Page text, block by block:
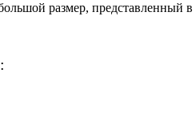
размер, представленный в